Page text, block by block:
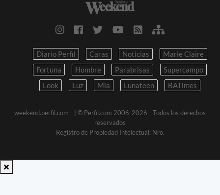
Diario Perfil Caras Noticias
Marie Claire
Fortuna
Hombre Parabrisas
Supercampo
Look
Luz Mia Lunateen BATimes
weekend.perfil.com -
| © Perfil.com 2006-2026 - Todos los derechos
reservados
Registro de Propiedad Intelectual: Nro.